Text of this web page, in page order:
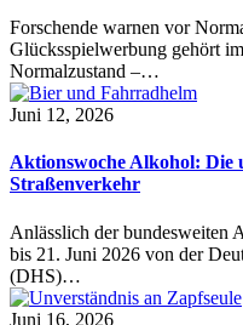
Forschende warnen vor
Glücksspielwerbung gehört
Normalzustand –…
Juni 12, 2026
Aktionswoche Alkohol: Die
Straßenverkehr
Anlässlich der bundesweiten
bis 21. Juni 2026 von der
(DHS)…
Juni 16, 2026